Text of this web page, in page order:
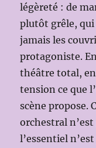
légèreté : de
plutôt grêle, qui
jamais les
protagoniste.
théâtre total,
tension ce que
scène propose.
orchestral
l’essentiel